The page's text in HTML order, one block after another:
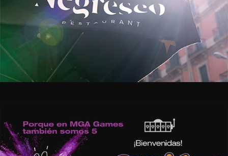
Estratègia de marketing i branding